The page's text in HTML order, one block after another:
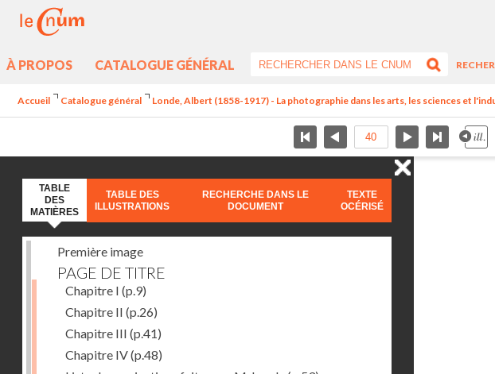
À PROPOS CATALOGUE GÉNÉRAL
Accueil Catalogue général Londe, Albert (1858-1917) - La photographie dans les arts, les sciences et
TABLE
DES
MATIÈRES
TABLE DES
ILLUSTRATIONS
RECHERCHE DANS LE
DOCUMENT
TEXTE
OCÉRISÉ
Première image
PAGE DE TITRE
Chapitre I (p.9)
Chapitre II (p.26)
Chapitre III (p.41)
Chapitre IV(p.48)